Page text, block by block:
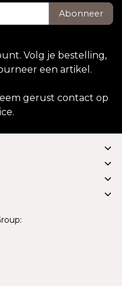
Abonneer
Volg je bestelling,
een artikel.
gerust contact op